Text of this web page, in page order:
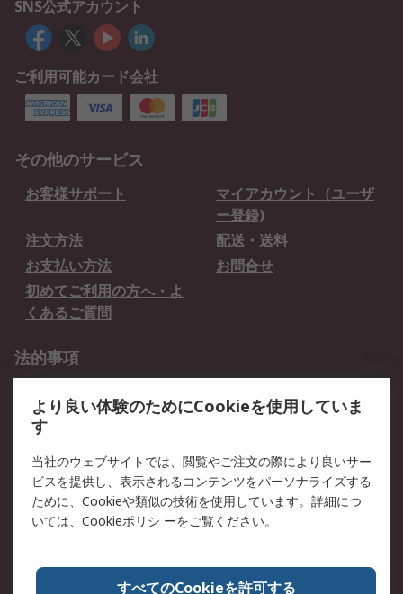
SNS公式アカウント
ご利用可能カード会社
その他のサービス
お客様サポート
マイアカウント（ユーザ
ー登録)
注文方法
配送・送料
お支払い方法
お問合せ
初めてご利用の方へ・よ
くあるご質問
法的事項
クッキーポリシー
RSについて
会社概要
採用情報
プレスリリース＆お知ら
コーポレートサイト
全世界のRS
RSの歴史
より良い体験のためにCookieを使用していま
す
当社のウェブサイトでは、閲覧やご注文の際により良いサー
ビスを提供し、表示されるコンテンツをパーソナライズする
ために、Cookieや類似の技術を使用しています。詳細につ
いては、 Cookieポリシ ーをご覧ください。
すべてのCookieを許可する